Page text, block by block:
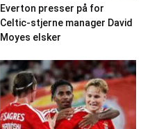
Everton presser på for
Celtic-stjerne manager David
Moyes elsker